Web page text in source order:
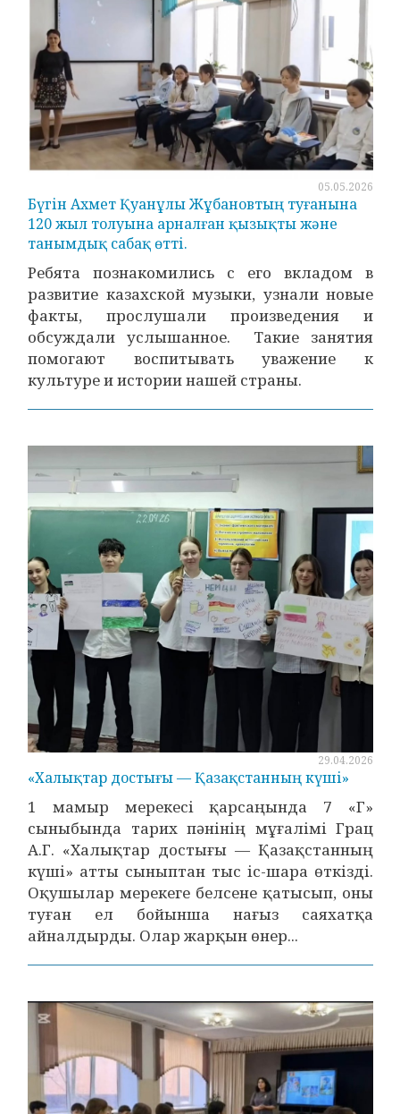
05.05.2026
Бүгін Ахмет Қуанұлы Жұбановтың туғанына
120 жыл толуына арналған қызықты және
танымдық сабақ өтті.
Ребята познакомились с его вкладом в
развитие казахской музыки, узнали новые
факты, прослушали произведения и
обсуждали услышанное. Такие занятия
помогают воспитывать уважение к
культуре и истории нашей страны.
29.04.2026
«Халықтар достығы — Қазақстанның күші»
1 мамыр мерекесі қарсаңында 7 «Г»
сыныбында тарих пәнінің мұғалімі Грац
А.Г. «Халықтар достығы — Қазақстанның
күші» атты сыныптан тыс іс-шара өткізді.
Оқушылар мерекеге белсене қатысып, оны
туған ел бойынша нағыз саяхатқа
айналдырды. Олар жарқын өнер...